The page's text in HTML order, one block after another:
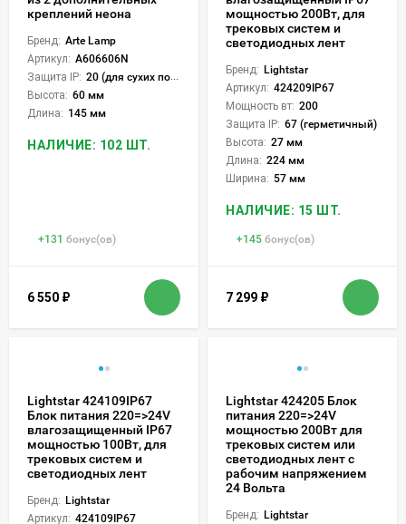
креплений неона
Бренд: Arte Lamp
Артикул: A606606N
Защита IP: 20 (для сухих пом.)
Высота: 60 мм
Длина: 145 мм
НАЛИЧИЕ: 102 ШТ.
+131 бонус(ов)
6 550 ₽
мощностью 200Вт, для
трековых систем и
светодиодных лент
Бренд: Lightstar
Артикул: 424209IP67
Мощность вт: 200
Защита IP: 67 (герметичный)
Высота: 27 мм
Длина: 224 мм
Ширина: 57 мм
НАЛИЧИЕ: 15 ШТ.
+145 бонус(ов)
7 299 ₽
Lightstar 424109IP67
Блок питания 220=>24V
влагозащищенный IP67
мощностью 100Вт, для
трековых систем и
светодиодных лент
Бренд: Lightstar
Артикул: 424109IP67
Lightstar 424205 Блок
питания 220=>24V
мощностью 200Вт для
трековых систем или
светодиодных лент с
рабочим напряжением
24 Вольта
Бренд: Lightstar